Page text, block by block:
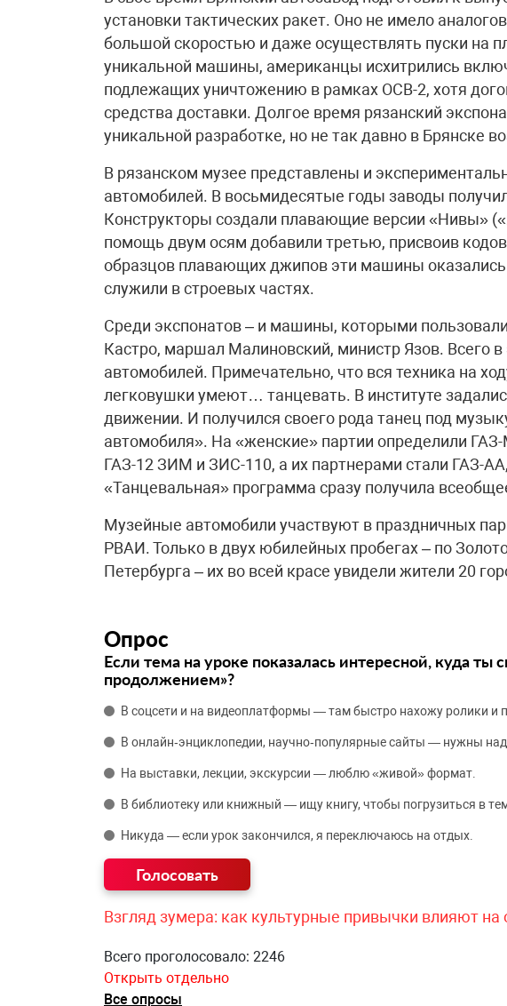
установки тактических ракет. Оно не имело
большой скоростью и даже осуществлять пуски на
уникальной машины, американцы исхитрились
подлежащих уничтожению в рамках ОСВ-2, хотя
средства доставки. Долгое время рязанский
уникальной разработке, но не так давно в Брянске
В рязанском музее представлены и
автомобилей. В восьмидесятые годы заводы
Конструкторы создали плавающие версии «Нивы»
помощь двум осям добавили третью, присвоив
образцов плавающих джипов эти машины
служили в строевых частях.
Среди экспонатов – и машины, которыми
Кастро, маршал Малиновский, министр Язов. Всего
автомобилей. Примечательно, что вся техника на
легковушки умеют… танцевать. В институте
движении. И получился своего рода танец под
автомобиля». На «женские» партии определили
ГАЗ-12 ЗИМ и ЗИС-110, а их партнерами стали ГАЗ-
«Танцевальная» программа сразу получила
Музейные автомобили участвуют в праздничных
РВАИ. Только в двух юбилейных пробегах – по
Петербурга – их во всей красе увидели жители 20
Опрос
Если тема на уроке показалась интересной, куда ты
продолжением»?
В соцсети и на видеоплатформы — там быстро нахожу ролики и
В онлайн‑энциклопедии, научно‑популярные сайты — нужны
На выставки, лекции, экскурсии — люблю «живой» формат.
В библиотеку или книжный — ищу книгу, чтобы погрузиться в
Никуда — если урок закончился, я переключаюсь на отдых.
Взгляд зумера: как культурные привычки влияют на
Всего проголосовало: 2246
Открыть отдельно
Все опросы